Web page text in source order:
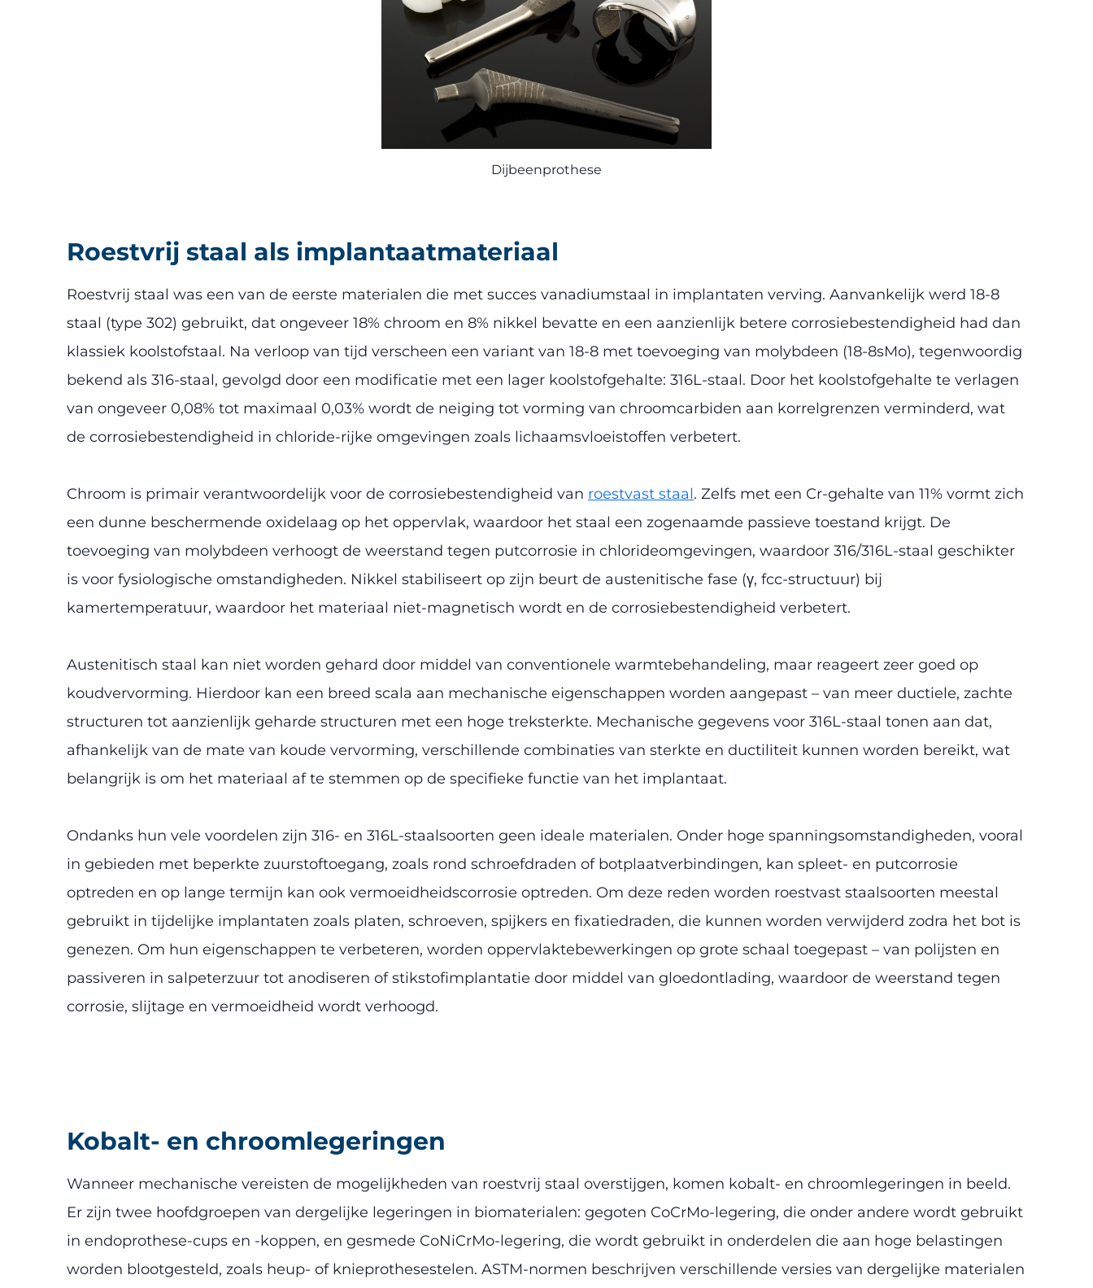
Dijbeenprothese
Roestvrij staal als implantaatmateriaal
Roestvrij staal was een van de eerste materialen die met succes vanadiumstaal in implantaten verving. Aanvankelijk werd 18-8
staal (type 302) gebruikt, dat ongeveer 18% chroom en 8% nikkel bevatte en een aanzienlijk betere corrosiebestendigheid had dan
klassiek koolstofstaal. Na verloop van tijd verscheen een variant van 18-8 met toevoeging van molybdeen (18-8sMo), tegenwoordig
bekend als 316-staal, gevolgd door een modificatie met een lager koolstofgehalte: 316L-staal. Door het koolstofgehalte te verlagen
van ongeveer 0,08% tot maximaal 0,03% wordt de neiging tot vorming van chroomcarbiden aan korrelgrenzen verminderd, wat
de corrosiebestendigheid in chloride-rijke omgevingen zoals lichaamsvloeistoffen verbetert.
Chroom is primair verantwoordelijk voor de corrosiebestendigheid van roestvast staal. Zelfs met een Cr-gehalte van 11% vormt zich
een dunne beschermende oxidelaag op het oppervlak, waardoor het staal een zogenaamde passieve toestand krijgt. De
toevoeging van molybdeen verhoogt de weerstand tegen putcorrosie in chlorideomgevingen, waardoor 316/316L-staal geschikter
is voor fysiologische omstandigheden. Nikkel stabiliseert op zijn beurt de austenitische fase (γ, fcc-structuur) bij
kamertemperatuur, waardoor het materiaal niet-magnetisch wordt en de corrosiebestendigheid verbetert.
Austenitisch staal kan niet worden gehard door middel van conventionele warmtebehandeling, maar reageert zeer goed op
koudvervorming. Hierdoor kan een breed scala aan mechanische eigenschappen worden aangepast – van meer ductiele, zachte
structuren tot aanzienlijk geharde structuren met een hoge treksterkte. Mechanische gegevens voor 316L-staal tonen aan dat,
afhankelijk van de mate van koude vervorming, verschillende combinaties van sterkte en ductiliteit kunnen worden bereikt, wat
belangrijk is om het materiaal af te stemmen op de specifieke functie van het implantaat.
Ondanks hun vele voordelen zijn 316- en 316L-staalsoorten geen ideale materialen. Onder hoge spanningsomstandigheden, vooral
in gebieden met beperkte zuurstoftoegang, zoals rond schroefdraden of botplaatverbindingen, kan spleet- en putcorrosie
optreden en op lange termijn kan ook vermoeidheidscorrosie optreden. Om deze reden worden roestvast staalsoorten meestal
gebruikt in tijdelijke implantaten zoals platen, schroeven, spijkers en fixatiedraden, die kunnen worden verwijderd zodra het bot is
genezen. Om hun eigenschappen te verbeteren, worden oppervlaktebewerkingen op grote schaal toegepast – van polijsten en
passiveren in salpeterzuur tot anodiseren of stikstofimplantatie door middel van gloedontlading, waardoor de weerstand tegen
corrosie, slijtage en vermoeidheid wordt verhoogd.
Kobalt- en chroomlegeringen
Wanneer mechanische vereisten de mogelijkheden van roestvrij staal overstijgen, komen kobalt- en chroomlegeringen in beeld.
Er zijn twee hoofdgroepen van dergelijke legeringen in biomaterialen: gegoten CoCrMo-legering, die onder andere wordt gebruikt
in endoprothese-cups en -koppen, en gesmede CoNiCrMo-legering, die wordt gebruikt in onderdelen die aan hoge belastingen
worden blootgesteld, zoals heup- of knieprothesestelen. ASTM-normen beschrijven verschillende versies van dergelijke materialen